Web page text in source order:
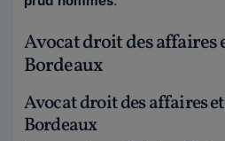
Avocat droit des affaires
Bordeaux
Avocat droit des affaires
Bordeaux